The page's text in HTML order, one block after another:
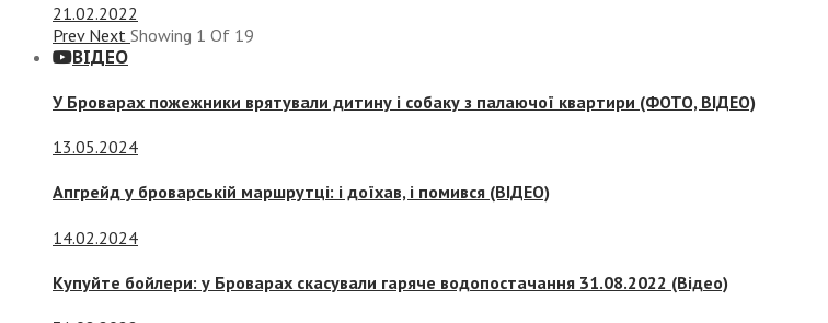
21.02.2022
Prev Next Showing 1 Of 19
ВІДЕО
У Броварах пожежники врятували дитину і собаку з палаючої квартири (ФОТО, ВІДЕО)
13.05.2024
Апгрейд у броварській маршрутці: і доїхав, і помився (ВІДЕО)
14.02.2024
Купуйте бойлери: у Броварах скасували гаряче водопостачання 31.08.2022 (Відео)